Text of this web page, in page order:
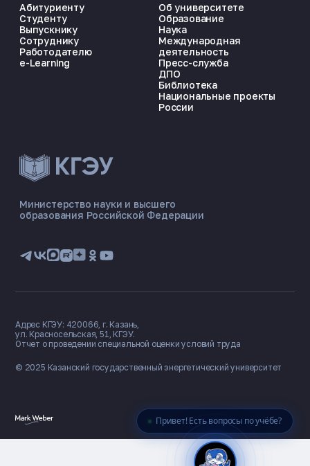
Привет! Есть вопросы по учёбе?
ЭНЕРГОКОД — ПОМОЩНИК КГЭУ
📋 Приёмная комиссия
🏠 Общежитие
Министерство науки и высшего
образования Российской Федерации
Абитуриенту
Студенту
Выпускнику
Сотруднику
Работодателю
e-Learning
Об университете
Образование
Наука
Международная
деятельность
Пресс-служба
ДПО
Библиотека
Национальные проекты
России
© 2025 Казанский государственный энергетический университет
Адрес КГЭУ: 420066, г. Казань,
ул. Красносельская, 51, КГЭУ.
Отчет о проведении специальной оценки условий труда